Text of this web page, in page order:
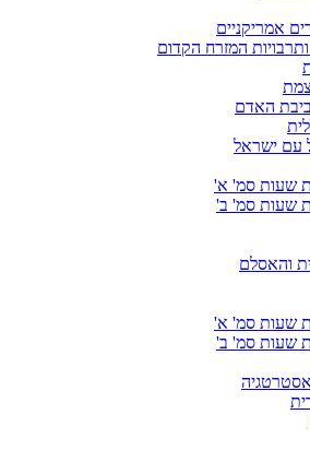
אמריקניים
ותרבויות המזרח הקדום
האדם
עם ישראל
שעות סמ' א'
שעות סמ' ב'
והאסלם
שעות סמ' א'
שעות סמ' ב'